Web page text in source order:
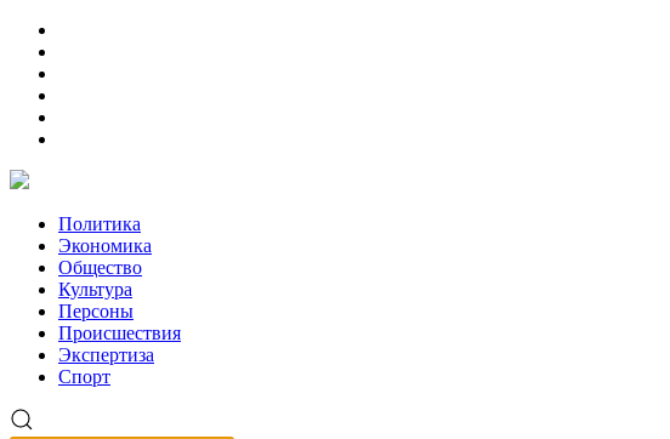
Политика
Экономика
Общество
Культура
Персоны
Происшествия
Экспертиза
Спорт